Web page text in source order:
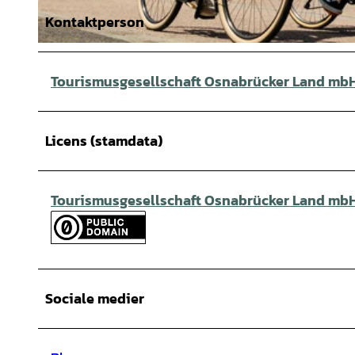
Kontaktperson
Tourismusgesellschaft Osnabrücker Land
Licens (stamdata)
Tourismusgesellschaft Osnabrücker Land
Sociale medier